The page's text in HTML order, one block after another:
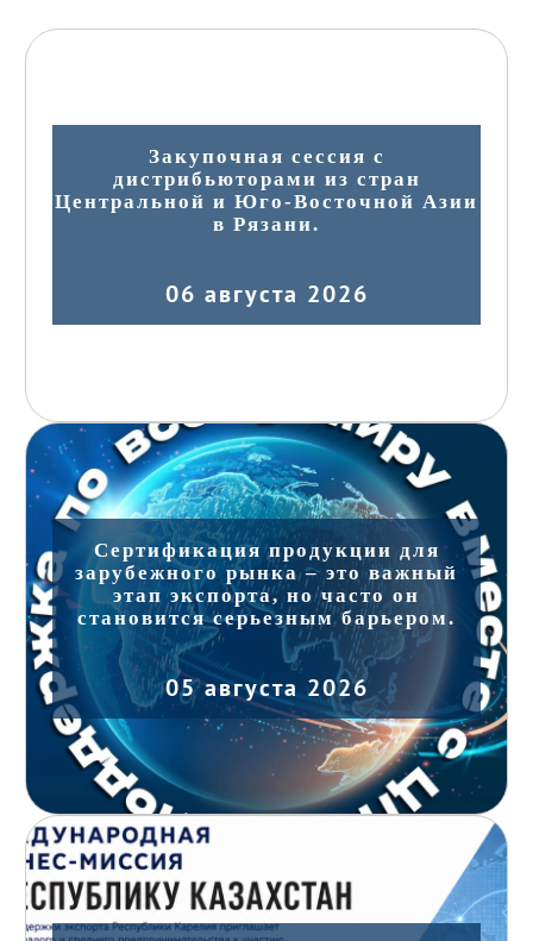
Закупочная сессия с
дистрибьюторами из стран
Центральной и Юго-Восточной Азии
в Рязани.
06 августа 2026
Сертификация продукции для
зарубежного рынка – это важный
этап экспорта, но часто он
становится серьезным барьером.
05 августа 2026